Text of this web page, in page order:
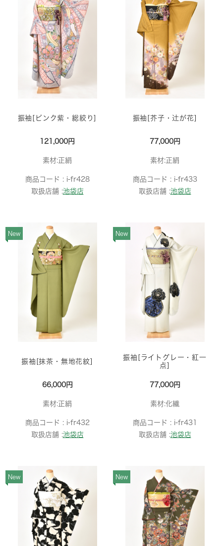
振袖[ピンク紫・総絞り]
121,000円
素材:正絹
商品コード : i-fr428
取扱店舗 :池袋店
振袖[芥子・辻が花]
77,000円
素材:正絹
商品コード : i-fr433
取扱店舗 :池袋店
New
振袖[抹茶・無地花紋]
66,000円
素材:正絹
商品コード : i-fr432
取扱店舗 :池袋店
New
振袖[ライトグレー・紅一
点]
77,000円
素材:化繊
商品コード : i-fr431
取扱店舗 :池袋店
New New